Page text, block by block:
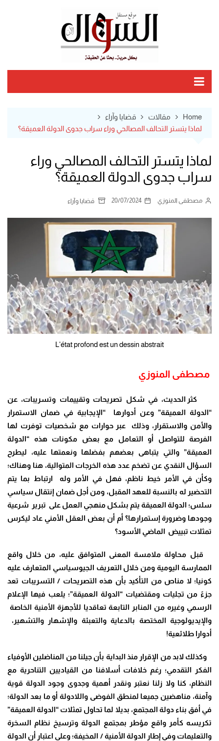
Home مقالات
قضايا وآراء
لماذا يتستر التحالف المصالحي وراء سراب جدوى الدولة العميقة؟
لماذا يتستر التحالف المصالحي وراء
سراب جدوى الدولة العميقة؟
مصطفى المنوزي 20/07/2024 قضايا وآراء
L'état profond est un dessin abstrait
مصطفى المنوزي
كثر الحديث، في شكل تصريحات وتقييمات وتسريبات، عن
“الدولة العميقة” وعن أدوارها “الإيجابية في ضمان الاستمرار
والأمن والاستقرار، وذلك عبر حوارات مع شخصيات توفرت لها
الفرصة للتواصل أو التعامل مع بعض مكونات هذه “الدولة
العميقة” والتي يتباهى بعضهم بفضلها ونعمتها عليه، ليطرح
السؤال النقدي عن تضخم عدد هذه الخرجات المتوالية، هنا وهناك؛
وكأن في الأمر خيط ناظم، فهل في الأمر وله ارتباط بما يتم
التحضير له بالنسبة للعهد المقبل، ومن أجل ضمان إنتقال سياسي
سلس؛ الدولة العميقة يتم بشكل منهجي العمل على تبرير شرعية
وجودها وضرورة إستمرارها؟ أم أن بعض العقل الأمني عاد ليكرس
تمثلات تبييض الماضي الأسود؟
قبل محاولة ملامسة المعنى المتوافق عليه، من خلال واقع
الممارسة اليومية ومن خلال التعريف الجيوسياسي المتعارف عليه
كونيا؛ لا مناص من التأكيد بأن هذه التصريحات / التسريبات تعد
جزءً من تجليات ومقتضيات “الدولة العميقة”؛ يلعب فيها الإعلام
الرسمي وغيره من المنابر التابعة تعاقديا للأجهزة الأمنية الخاصة
والإيديولوجية المختصة بالدعاية والتعبئة والإشهار والتشهير،
أدوارا طلائعية!
وكذلك لابد من الإقرار منذ البداية بأن جيلنا من المناضلين الأوفياء
الفكر التقدمي؛ رغم خلافات أسلافنا من القياديين التناحرية مع
النظام، كنا ولا زلنا نعتبر ونقدر أهمية وجدوى وجود الدولة قوية
وآمنة، مناهضين جميعا لمنطق الفوضى واللادولة أو ما بعد الدولة؛
في أفق بناء دولة المجتمع، بديلا لما تحاول تمثلات “الدولة العميقة”
تكريسه كأمر واقع مؤطر بمجتمع الدولة وترسيخ نظام السخرة
والتعليمات وفي إطار الدولة الأمنية / المخيفة؛ وعلى اعتبار أن الدولة